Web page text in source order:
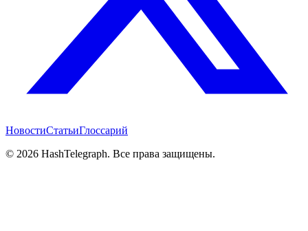
НовостиСтатьиГлоссарий
© 2026 HashTelegraph. Все права защищены.